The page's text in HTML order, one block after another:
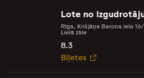
Lote no
Rīga, Krišjāņa Barona iela
Lielā zāle
8.3
Biļetes